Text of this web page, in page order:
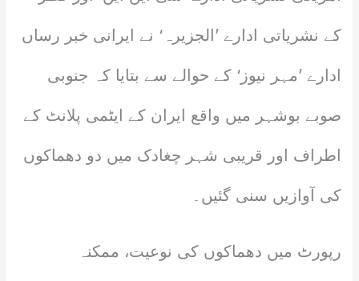
کے نشریاتی ادارے ’الجزیرہ‘ نے ایرانی خبر رساں
ادارے ’مہر نیوز‘ کے حوالے سے بتایا کہ جنوبی
صوبے بوشہر میں واقع ایران کے ایٹمی پلانٹ کے
اطراف اور قریبی شہر چغادک میں دو دھماکوں
کی آوازیں سنی گئیں۔
رپورٹ میں دھماکوں کی نوعیت، ممکنہ